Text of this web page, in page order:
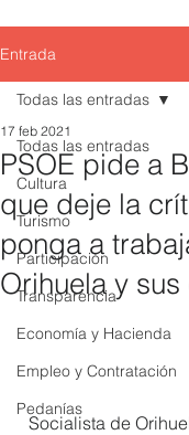
Entrada
Todas las entradas
Cultura
Turismo
Participación
Transparencia
Economía y Hacienda
Empleo y Contratación
Pedanías
Todas las entradas
PSOE pide a
que deje la
ponga a
Orihuela y
17 feb 2021
Socialista de